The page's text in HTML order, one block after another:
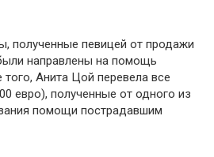
полученные певицей от продажи
направлены на помощь
Анита Цой перевела все
евро), полученные от одного из
помощи пострадавшим